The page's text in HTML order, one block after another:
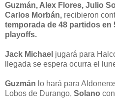
Guzmán, Alex Flores, Julio
Carlos Morbán, recibieron
temporada de 48 partidos
playoffs.
Jack Michael jugará para
llegada se espera ocurra el
Guzmán lo hará para
Lobos de Durango, Solano